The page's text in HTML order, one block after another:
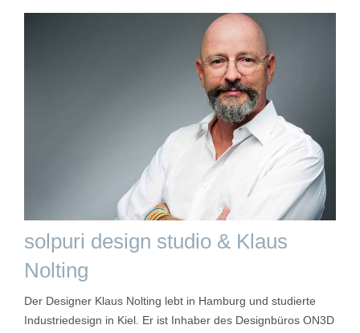
solpuri design studio & Klaus
Nolting
Der Designer Klaus Nolting lebt in Hamburg und studierte
Industriedesign in Kiel. Er ist Inhaber des Designbüros ON3D